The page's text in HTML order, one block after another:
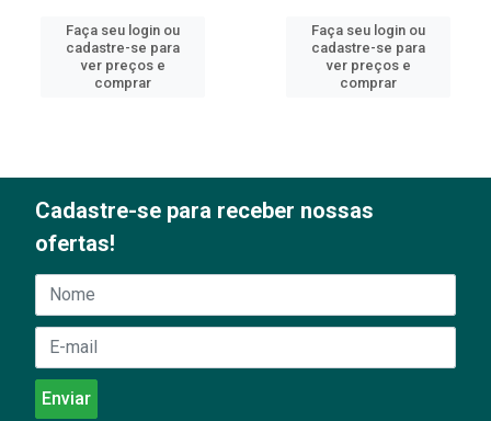
Faça seu login ou
cadastre-se para
ver preços e
comprar
Faça seu login ou
cadastre-se para
ver preços e
comprar
Cadastre-se para receber nossas
ofertas!